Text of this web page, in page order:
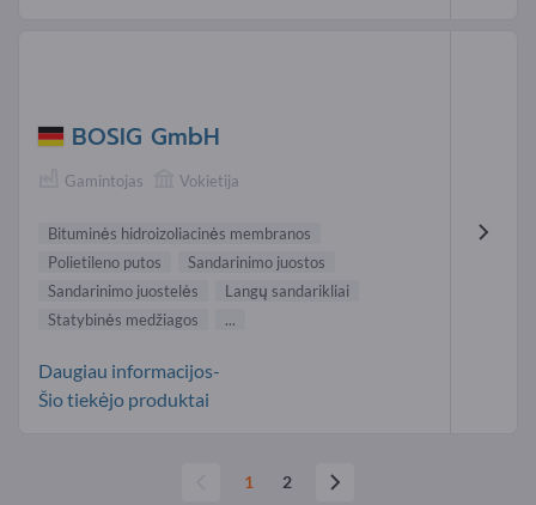
BOSIG GmbH
Gamintojas Vokietija
Bituminės hidroizoliacinės membranos
Polietileno putos
Sandarinimo juostos
Sandarinimo juostelės
Langų sandarikliai
Statybinės medžiagos
...
Daugiau informacijos-
Šio tiekėjo produktai
1 2